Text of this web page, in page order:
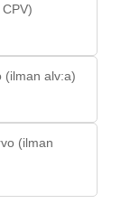
(ilman alv:a)
(ilman